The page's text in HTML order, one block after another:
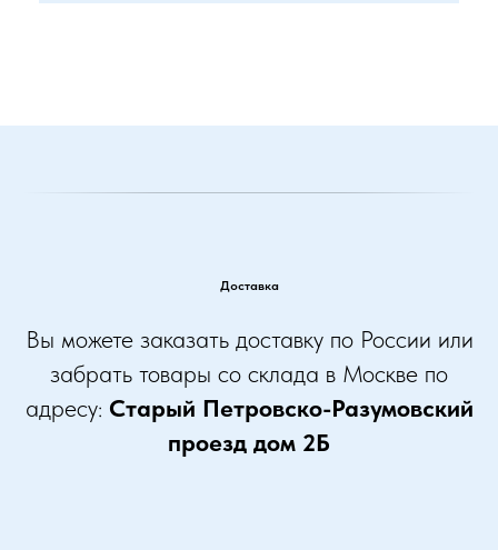
Доставка
Вы можете заказать доставку по России или
забрать товары со склада в Москве по
адресу: Старый Петровско-Разумовский
проезд дом 2Б